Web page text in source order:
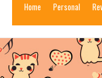
Home Personal